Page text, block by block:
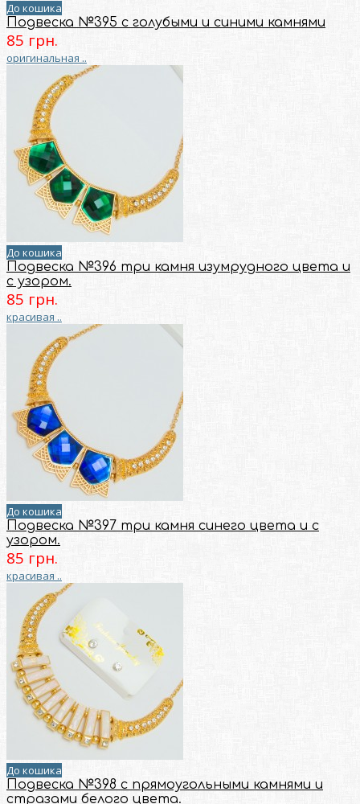
До кошика
Подвеска №395 с голубыми и синими камнями
85 грн.
оригинальная ..
До кошика
Подвеска №396 три камня изумрудного цвета и
с узором.
85 грн.
красивая ..
До кошика
Подвеска №397 три камня синего цвета и с
узором.
85 грн.
красивая ..
До кошика
Подвеска №398 с прямоугольными камнями и
стразами белого цвета.